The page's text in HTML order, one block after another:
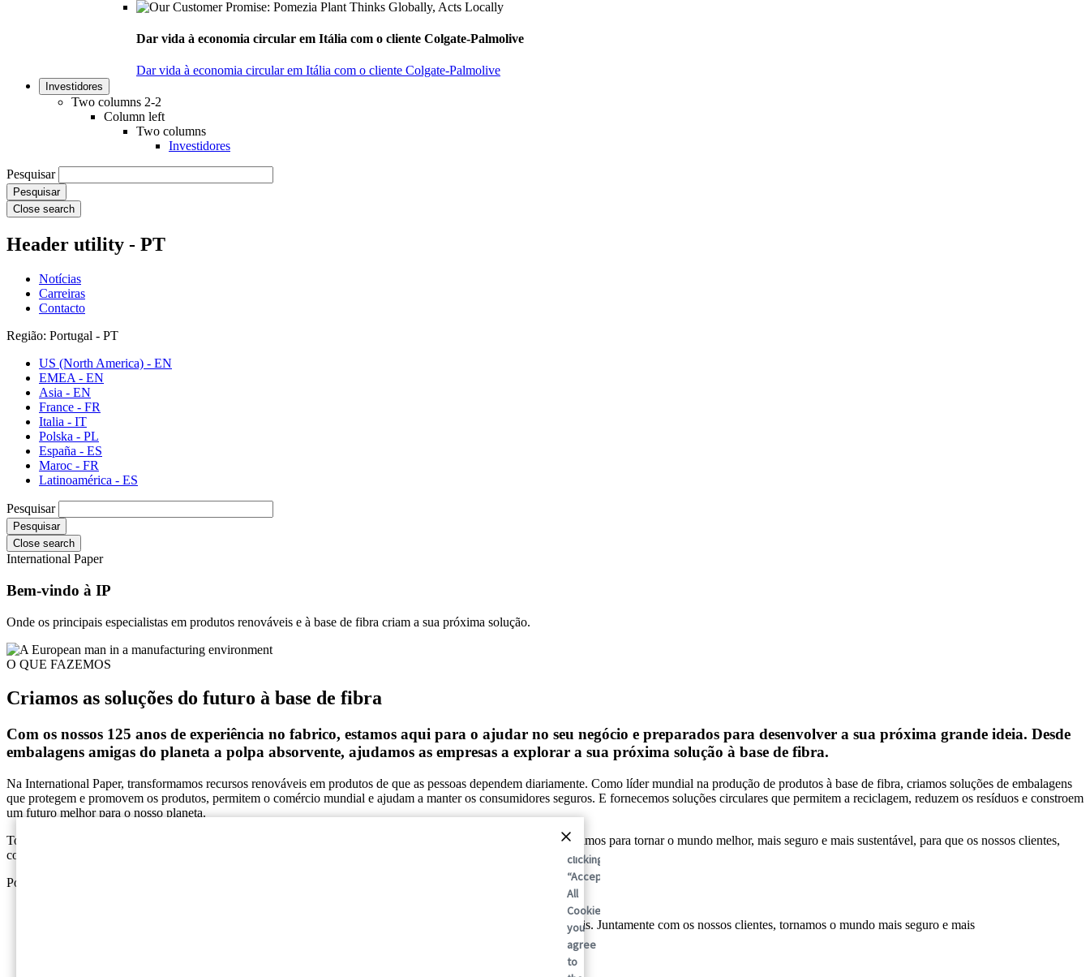
Dar vida à economia circular em Itália com o cliente Colgate-Palmolive
Dar vida à economia circular em Itália com o cliente Colgate-Palmolive
Investidores
Two columns 2-2
Column left
Two columns
Investidores
Pesquisar
Close search
Header utility - PT
Notícias
Carreiras
Contacto
Região: Portugal - PT
US (North America) - EN
EMEA - EN
Asia - EN
France - FR
Italia - IT
Polska - PL
España - ES
Maroc - FR
Latinoamérica - ES
Pesquisar
Close search
International Paper
Bem-vindo à IP
Onde os principais especialistas em produtos renováveis e à base de fibra criam a sua próxima solução.
O QUE FAZEMOS
Criamos as soluções do futuro à base de fibra
Com os nossos 125 anos de experiência no fabrico, estamos aqui para o ajudar no seu negócio e preparados para desenvolver a sua próxima grande ideia. Desde
embalagens amigas do planeta a polpa absorvente, ajudamos as empresas a explorar a sua próxima solução à base de fibra.
Na International Paper, transformamos recursos renováveis em produtos de que as pessoas dependem diariamente. Como líder mundial na produção de produtos à base de fibra, criamos soluções de embalagens
que protegem e promovem os produtos, permitem o comércio mundial e ajudam a manter os consumidores seguros. E fornecemos soluções circulares que permitem a reciclagem, reduzem os resíduos e constroem
um futuro melhor para o nosso planeta.
Todos os dias, o mundo avança com novas ideias, novas tecnologias e novas prioridades. E todos os dias trabalhamos para tornar o mundo melhor, mais seguro e mais sustentável, para que os nossos clientes,
colaboradores, parceiros e comunidades possam prosperar.
Pode contar connosco para estarmos sempre um passo à frente e acompanhar o futuro.
A International Paper (NYSE: IP; LSE: IPC) é líder global em soluções de embalagens sustentáveis. Juntamente com os nossos clientes, tornamos o mundo mais seguro e mais
By
clicking
“Accept
All
Cookies”,
you
agree
to